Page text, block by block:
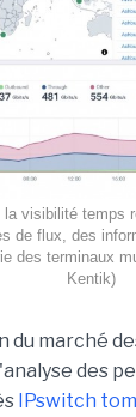
la visibilité temps
de flux, des
des terminaux
Kentik)
marché
des
IPswitch